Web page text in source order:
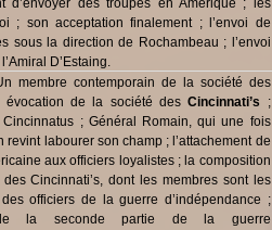
d’envoyer des troupes en Amérique ; les
; son acceptation finalement ; l’envoi de
sous la direction de Rochambeau ; l’envoi
D’Estaing.
membre contemporain de la société des
évocation de la société desCincinnati’s ;
; Général Romain, qui une fois
revint labourer son champ ; l’attachement de
aux officiers loyalistes ; la composition
Cincinnati’s, dont les membres sont les
officiers de la guerre d’indépendance ;
la seconde partie de la guerre